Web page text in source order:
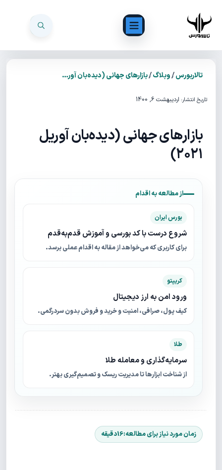
تالاربورس/وبلاگ/ بازارهای جهانی (دیده‌بان آوریل ۲۰۲۱)
تاریخ انتشار: اردیبهشت 6, 1400
بازارهای جهانی (دیده‌بان آوریل
۲۰۲۱)
از مطالعه به اقدام
بورس ایران
شروع درست با کد بورسی و آموزش قدم‌به‌قدم
برای کاربری که می‌خواهد از مقاله به اقدام عملی برسد.
کریپتو
ورود امن به ارز دیجیتال
کیف پول، صرافی، امنیت و خرید و فروش بدون سردرگمی.
طلا
سرمایه‌گذاری و معامله طلا
از شناخت ابزارها تا مدیریت ریسک و تصمیم‌گیری بهتر.